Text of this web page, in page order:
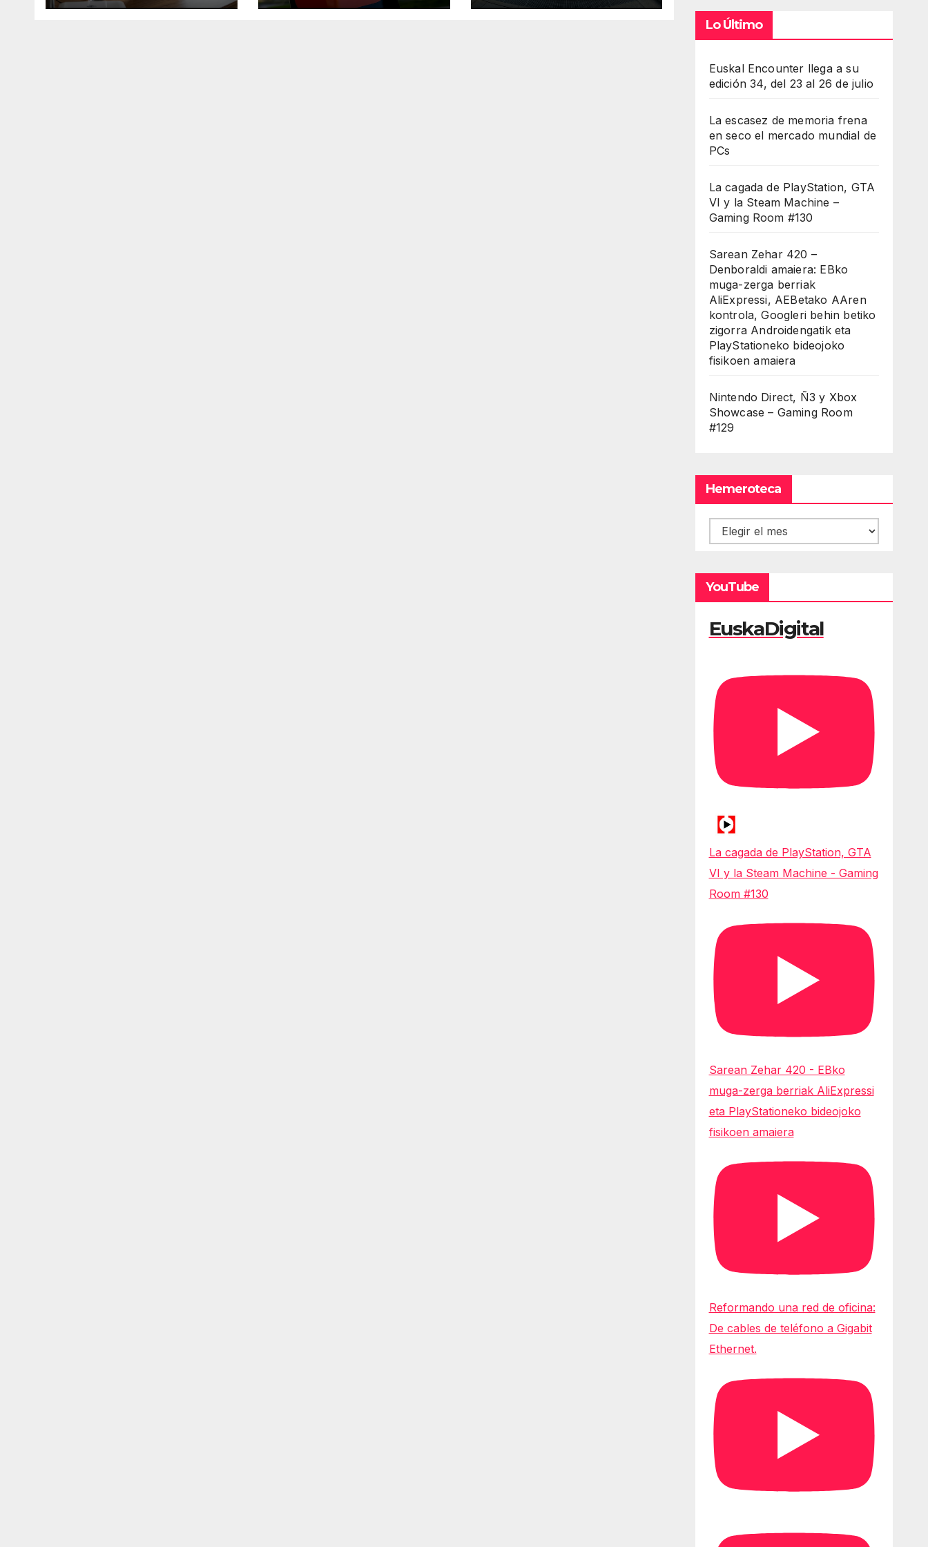
Lo Último
Euskal Encounter llega a su
edición 34, del 23 al 26 de julio
La escasez de memoria frena
en seco el mercado mundial de
PCs
La cagada de PlayStation, GTA
VI y la Steam Machine –
Gaming Room #130
Sarean Zehar 420 –
Denboraldi amaiera: EBko
muga-zerga berriak
AliExpressi, AEBetako AAren
kontrola, Googleri behin betiko
zigorra Androidengatik eta
PlayStationeko bideojoko
fisikoen amaiera
Nintendo Direct, Ñ3 y Xbox
Showcase – Gaming Room
#129
Hemeroteca
Hemeroteca
YouTube
EuskaDigital
La cagada de PlayStation, GTA
VI y la Steam Machine - Gaming
Room #130
Sarean Zehar 420 - EBko
muga-zerga berriak AliExpressi
eta PlayStationeko bideojoko
fisikoen amaiera
Reformando una red de oficina:
De cables de teléfono a Gigabit
Ethernet.